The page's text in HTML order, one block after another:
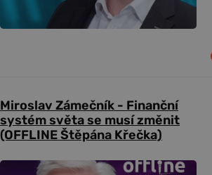
Miroslav Zámečník - Finanční
systém světa se musí změnit
(OFFLINE Štěpána Křečka)